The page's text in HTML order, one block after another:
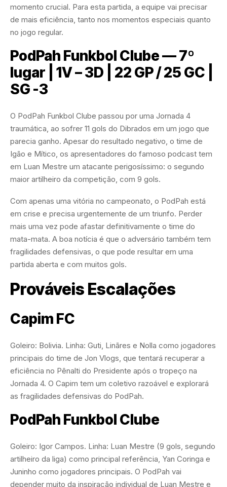
momento crucial. Para esta partida, a equipe vai precisar
de mais eficiência, tanto nos momentos especiais quanto
no jogo regular.
PodPah Funkbol Clube — 7º
lugar | 1V – 3D | 22 GP / 25 GC |
SG -3
O PodPah Funkbol Clube passou por uma Jornada 4
traumática, ao sofrer 11 gols do Dibrados em um jogo que
parecia ganho. Apesar do resultado negativo, o time de
Igão e Mítico, os apresentadores do famoso podcast tem
em Luan Mestre um atacante perigosíssimo: o segundo
maior artilheiro da competição, com 9 gols.
Com apenas uma vitória no campeonato, o PodPah está
em crise e precisa urgentemente de um triunfo. Perder
mais uma vez pode afastar definitivamente o time do
mata-mata. A boa notícia é que o adversário também tem
fragilidades defensivas, o que pode resultar em uma
partida aberta e com muitos gols.
Prováveis Escalações
Capim FC
Goleiro: Bolivia. Linha: Guti, Linãres e Nolla como jogadores
principais do time de Jon Vlogs, que tentará recuperar a
eficiência no Pênalti do Presidente após o tropeço na
Jornada 4. O Capim tem um coletivo razoável e explorará
as fragilidades defensivas do PodPah.
PodPah Funkbol Clube
Goleiro: Igor Campos. Linha: Luan Mestre (9 gols, segundo
artilheiro da liga) como principal referência, Yan Coringa e
Juninho como jogadores principais. O PodPah vai
depender muito da inspiração individual de Luan Mestre e